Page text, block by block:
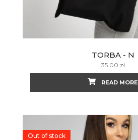
TORBA - N
35.00 zł
READ MORE
Out of stock